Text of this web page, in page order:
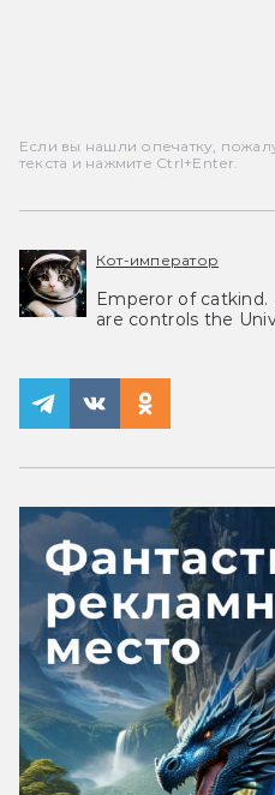
Если вы нашли опечатку,
текста и нажмите Ctrl+Enter.
Кот-император
Emperor of catkind.
are controls the